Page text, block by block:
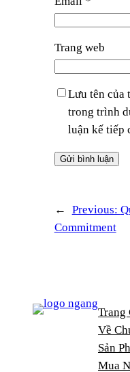
Trang web
Lưu tên của
trong trình
luận kế tiếp
← Previous:
Commitment
Trang
Về
Sản
Mua